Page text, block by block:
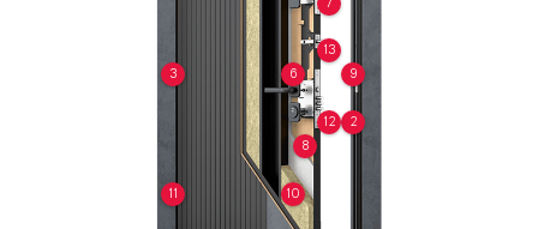
2
3 6
8
9
10
11
12
13